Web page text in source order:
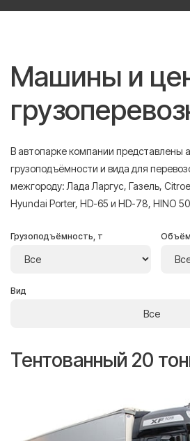
Машины и
В автопарке компании представлены
грузоподъёмности и вида для
межгороду: Лада Ларгус, Газель,
Hyundai Porter, HD-65 и HD-78, HINO
Грузоподъёмность, т
Вид
Тентованный 20